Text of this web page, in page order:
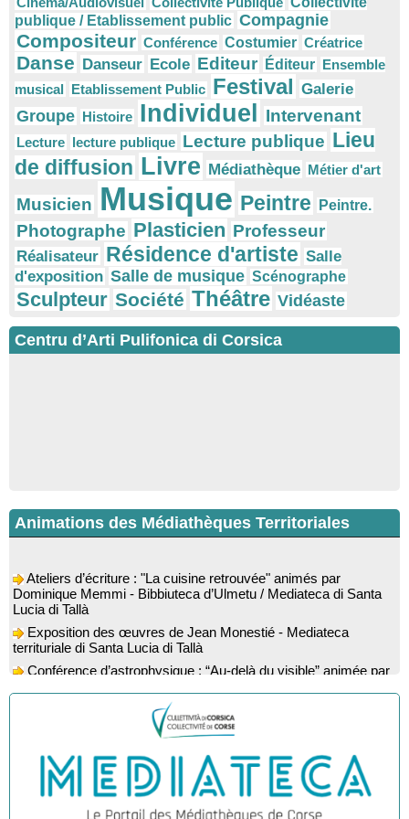
publique / Etablissement public Compagnie
Compositeur Conférence Costumier Créatrice
Danse Danseur Ecole Editeur Éditeur Ensemble
musical Etablissement Public Festival Galerie
Groupe Histoire Individuel Intervenant
Lecture lecture publique Lecture publique Lieu
de diffusion Livre Médiathèque Métier d'art
Musicien Musique Peintre Peintre.
Photographe Plasticien Professeur
Réalisateur Résidence d'artiste Salle
d'exposition Salle de musique Scénographe
Sculpteur Société Théâtre Vidéaste
Centru d’Arti Pulifonica di Corsica
Animations des Médiathèques Territoriales
Dominique Memmi - Bibbiuteca d’Ulmetu / Mediateca di Santa
Lucia di Tallà
territuriale di Santa Lucia di Tallà
l’astrophysicien Paul Guerrini - Médiathèque - Pitretu è
Bicchisgià
Exposition des œuvres de Dominique Malberti Morin :
"Racines, peintures acryliques et aquarelles" - Mediateca
Animation : "Petits lecteurs" - Médiathèque - Pitretu è
Bicchisgià
Veillée de contes à la forêt enchantée "U Mondu ditu